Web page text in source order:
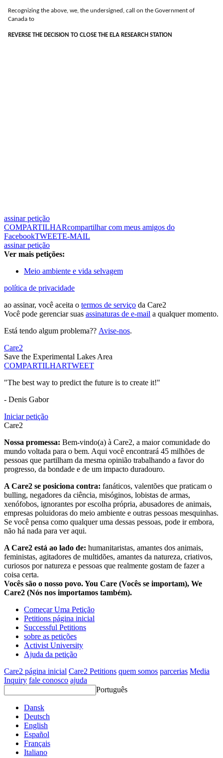
Recognizing the above, we, the undersigned, call on the Government of
Canada to
REVERSE THE DECISION TO CLOSE THE ELA RESEARCH STATION
assinar petição
COMPARTILHARcompartilhar com meus amigos do
FacebookTWEETE-MAIL
assinar petição
Ver mais petições:
Meio ambiente e vida selvagem
política de privacidade
ao assinar, você aceita o termos de serviço da Care2
Você pode gerenciar suas assinaturas de e-mail a qualquer momento.
Está tendo algum problema?? Avise-nos.
Care2
Save the Experimental Lakes Area
COMPARTILHARTWEET
"The best way to predict the future is to create it!"
- Denis Gabor
Iniciar petição
Care2
Nossa promessa: Bem-vindo(a) à Care2, a maior comunidade do
mundo voltada para o bem. Aqui você encontrará 45 milhões de
pessoas que partilham da mesma opinião trabalhando a favor do
progresso, da bondade e de um impacto duradouro.
A Care2 se posiciona contra: fanáticos, valentões que praticam o
bulling, negadores da ciência, misóginos, lobistas de armas,
xenófobos, ignorantes por escolha própria, abusadores de animais,
empresas poluidoras do meio ambiente e outras pessoas mesquinhas.
Se você pensa como qualquer uma dessas pessoas, pode ir embora,
não há nada para ver aqui.
A Care2 está ao lado de: humanitaristas, amantes dos animais,
feministas, agitadores de multidões, amantes da natureza, criativos,
curiosos por natureza e pessoas que realmente gostam de fazer a
coisa certa.
Vocês são o nosso povo. You Care (Vocês se importam), We
Care2 (Nós nos importamos também).
Começar Uma Petição
Petitions página inicial
Successful Petitions
sobre as petições
Activist University
Ajuda da petição
Care2 página inicial Care2 Petitions quem somos parcerias Media
Inquiry fale conosco ajuda
Português
Dansk
Deutsch
English
Español
Français
Italiano